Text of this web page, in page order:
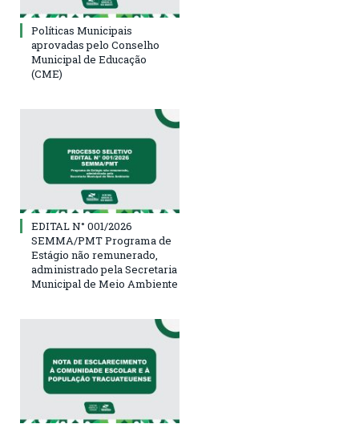
Políticas Municipais
aprovadas pelo Conselho
Municipal de Educação
(CME)
EDITAL N° 001/2026
SEMMA/PMT Programa de
Estágio não remunerado,
administrado pela Secretaria
Municipal de Meio Ambiente